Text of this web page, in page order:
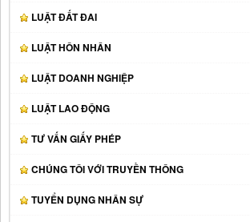
LUẬT ĐẤT ĐAI
LUẬT HÔN NHÂN
LUẬT DOANH NGHIỆP
LUẬT LAO ĐỘNG
TƯ VẤN GIẤY PHÉP
CHÚNG TÔI VỚI TRUYỀN THÔNG
TUYỂN DỤNG NHÂN SỰ